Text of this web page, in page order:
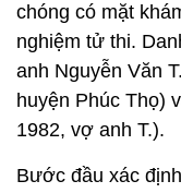
chóng có mặt
nghiệm tử thi.
anh Nguyễn Văn
huyện Phúc Thọ)
1982, vợ anh T.).
Bước đầu xác